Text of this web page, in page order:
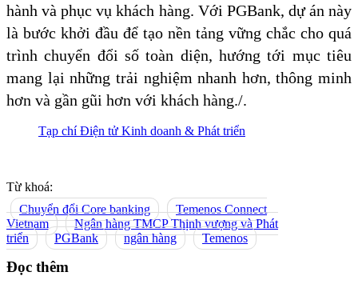
hành và phục vụ khách hàng. Với PGBank, dự án này
là bước khởi đầu để tạo nền tảng vững chắc cho quá
trình chuyển đổi số toàn diện, hướng tới mục tiêu
mang lại những trải nghiệm nhanh hơn, thông minh
hơn và gần gũi hơn với khách hàng./.
Tạp chí Điện tử Kinh doanh & Phát triển
Từ khoá:
Chuyển đổi Core banking
Temenos Connect
Vietnam
Ngân hàng TMCP Thịnh vượng và Phát
triển
PGBank ngân hàng Temenos
Đọc thêm